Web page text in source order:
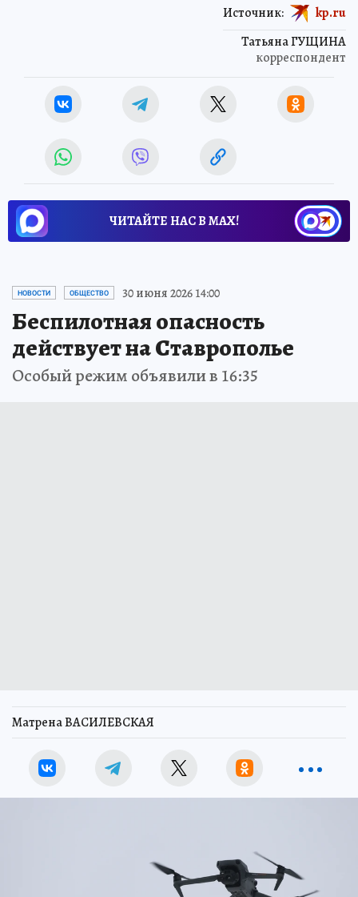
Татьяна ГУЩИНА
корреспондент
Источник: kp.ru
ЧИТАЙТЕ НАС В МАХ!
НОВОСТИ ОБЩЕСТВО 30 июня 2026 14:00
Беспилотная опасность
действует на Ставрополье
Особый режим объявили в 16:35
Матрена ВАСИЛЕВСКАЯ